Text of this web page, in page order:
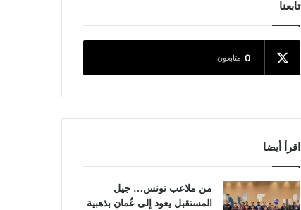
تابعنا
0 متابعون
اقرأ أيضا
من ملاعب تونس… جيل
المستقبل يعود إلى عُمان بذهبية